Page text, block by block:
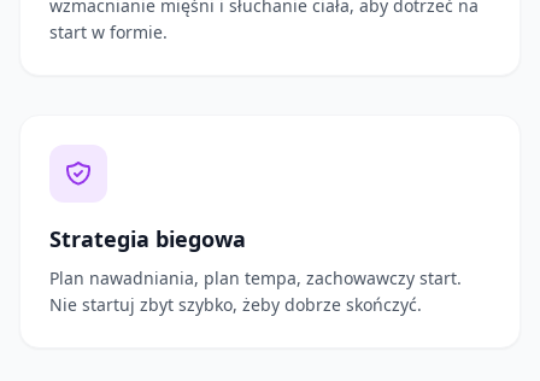
wzmacnianie mięśni i słuchanie ciała, aby dotrzeć na
start w formie.
Strategia biegowa
Plan nawadniania, plan tempa, zachowawczy start.
Nie startuj zbyt szybko, żeby dobrze skończyć.